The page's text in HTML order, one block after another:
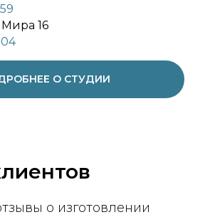
16
О СТУДИИ
о изготовлении